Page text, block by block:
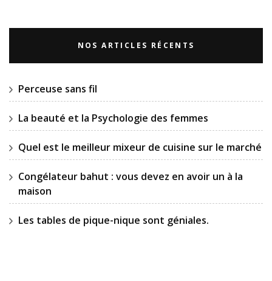
NOS ARTICLES RÉCENTS
Perceuse sans fil
La beauté et la Psychologie des femmes
Quel est le meilleur mixeur de cuisine sur le marché
Congélateur bahut : vous devez en avoir un à la
maison
Les tables de pique-nique sont géniales.